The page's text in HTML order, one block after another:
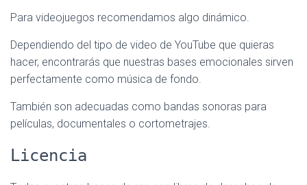
Para videojuegos recomendamos algo dinámico.
Dependiendo del tipo de video de YouTube que quieras
hacer, encontrarás que nuestras bases emocionales sirven
perfectamente como música de fondo.
También son adecuadas como bandas sonoras para
películas, documentales o cortometrajes.
Licencia